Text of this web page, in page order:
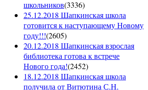
школьников(3336)
25.12.2018 Шапкинская школа
готовится к наступающему Новому
году!!!(2605)
20.12.2018 Шапкинская взрослая
библиотека готова к встрече
Нового года!(2452)
18.12.2018 Шапкинская школа
получила от Витютина С.Н.